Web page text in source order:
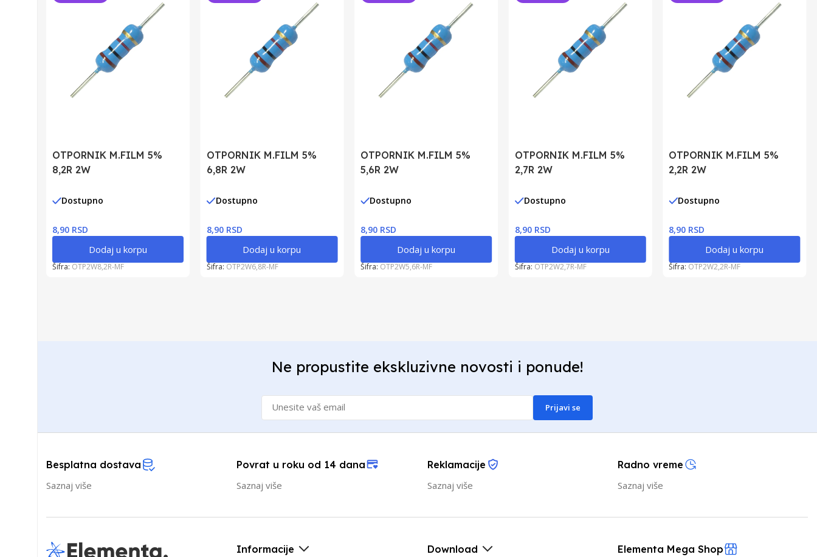
OTPORNIK M.FILM 5%
8,2R 2W
Dostupno
8,90 RSD
Dodaj u korpu
Šifra: OTP2W8,2R-MF
OTPORNIK M.FILM 5%
6,8R 2W
Dostupno
8,90 RSD
Dodaj u korpu
Šifra: OTP2W6,8R-MF
OTPORNIK M.FILM 5%
5,6R 2W
Dostupno
8,90 RSD
Dodaj u korpu
Šifra: OTP2W5,6R-MF
OTPORNIK M.FILM 5%
2,7R 2W
Dostupno
8,90 RSD
Dodaj u korpu
Šifra: OTP2W2,7R-MF
OTPORNIK M.FILM 5%
2,2R 2W
Dostupno
8,90 RSD
Dodaj u korpu
Šifra: OTP2W2,2R-MF
Ne propustite ekskluzivne novosti i ponude!
Prijavi se
Besplatna dostava
Saznaj više
Povrat u roku od 14 dana
Saznaj više
Reklamacije
Saznaj više
Radno vreme
Saznaj više
Informacije Download Elementa Mega Shop